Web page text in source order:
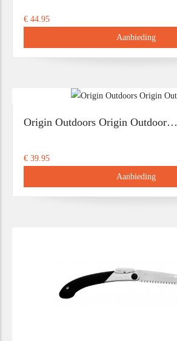
€ 44.95
Aanbieding
Origin Outdoors Origin Outdoor…
€ 39.95
Aanbieding